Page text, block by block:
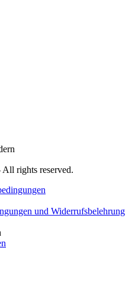
All rights reserved.
und Widerrufsbelehrung